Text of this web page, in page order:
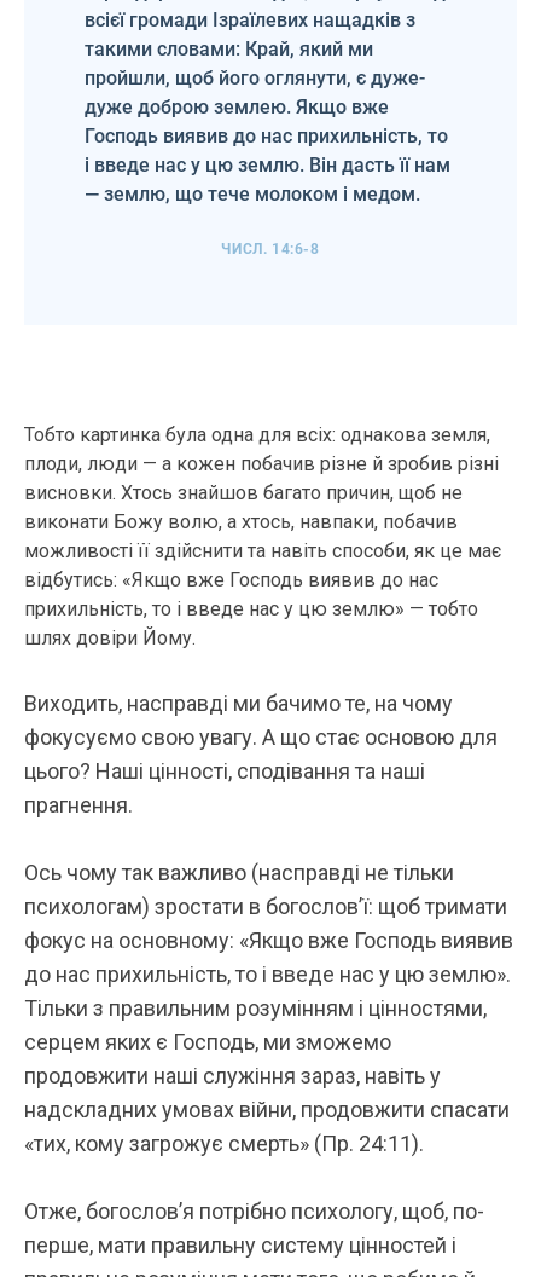
всієї громади Ізраїлевих нащадків з
такими словами: Край, який ми
пройшли, щоб його оглянути, є дуже-
дуже доброю землею. Якщо вже
Господь виявив до нас прихильність, то
і введе нас у цю землю. Він дасть її нам
— землю, що тече молоком і медом.
ЧИСЛ. 14:6-8
Тобто картинка була одна для всіх: однакова земля,
плоди, люди — а кожен побачив різне й зробив різні
висновки. Хтось знайшов багато причин, щоб не
виконати Божу волю, а хтось, навпаки, побачив
можливості її здійснити та навіть способи, як це має
відбутись: «Якщо вже Господь виявив до нас
прихильність, то і введе нас у цю землю» — тобто
шлях довіри Йому.
Виходить, насправді ми бачимо те, на чому
фокусуємо свою увагу. А що стає основою для
цього? Наші цінності, сподівання та наші
прагнення.
Ось чому так важливо (насправді не тільки
психологам) зростати в богослов’ї: щоб тримати
фокус на основному: «Якщо вже Господь виявив
до нас прихильність, то і введе нас у цю землю».
Тільки з правильним розумінням і цінностями,
серцем яких є Господь, ми зможемо
продовжити наші служіння зараз, навіть у
надскладних умовах війни, продовжити спасати
«тих, кому загрожує смерть» (Пр. 24:11).
Отже, богослов’я потрібно психологу, щоб, по-
перше, мати правильну систему цінностей і